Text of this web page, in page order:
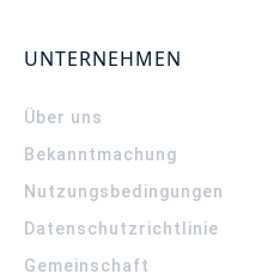
UNTERNEHMEN
Über uns
Bekanntmachung
Nutzungsbedingungen
Datenschutzrichtlinie
Gemeinschaft